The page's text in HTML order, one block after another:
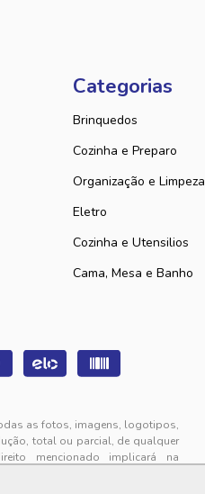
Categorias
Brinquedos
Cozinha e Preparo
Organização e Limpeza
Eletro
Cozinha e Utensilios
Cama, Mesa e Banho
as fotos, imagens, logotipos,
total ou parcial, de qualquer
mencionado implicará na